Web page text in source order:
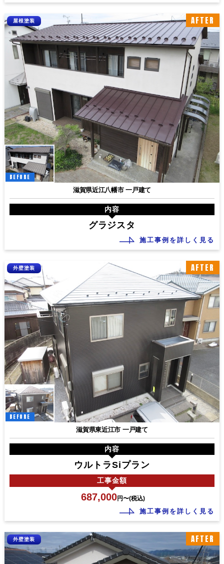
AFTER
BEFORE
屋根塗装
滋賀県近江八幡市 一戸建て
内容
グラジスタ
施工事例を詳しく見る
AFTER
BEFORE
外壁塗装
滋賀県東近江市 一戸建て
内容
ウルトラSiプラン
工事金額
687,000円〜(税込)
施工事例を詳しく見る
AFTER
外壁塗装